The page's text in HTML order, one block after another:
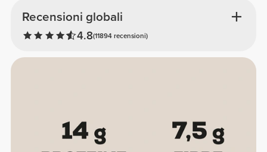
Recensioni globali
4.8(11894 recensioni)